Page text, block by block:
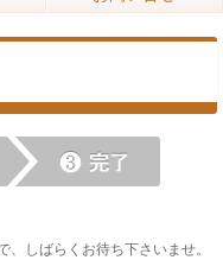
しばらくお待ち下さいませ。